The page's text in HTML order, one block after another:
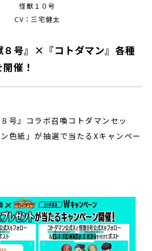
怪獣１０号
CV：三宅健太
号』×『コトダマン』各種
催！
号』コラボ召喚コトダマンセッ
色紙」が抽選で当たるXキャンペー